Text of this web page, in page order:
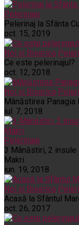
Pelerinaje
Pelerinaj la Sfânta
oct. 15, 2019
Noi și Biserica
Ce este pelerinajul?
oct. 12, 2018
Noi și Biserica
Mânăstirea
iul. 7, 2018
Pelerinaje
3 Mânăstiri, 2 insule
Makri
iun. 19, 2018
Noi și Biserica
Acasă la Sfântul
oct. 26, 2017